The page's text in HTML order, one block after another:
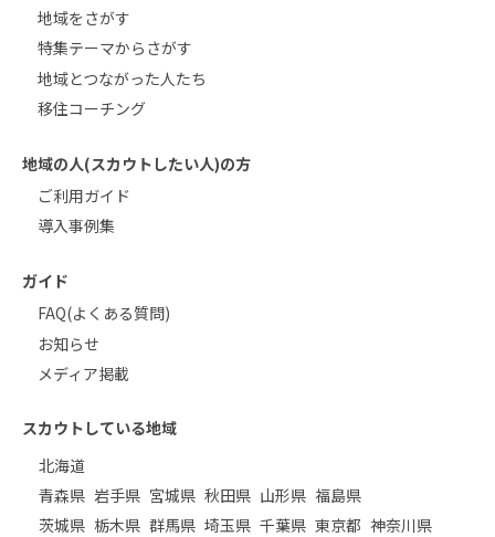
地域をさがす
特集テーマからさがす
地域とつながった人たち
移住コーチング
地域の人(スカウトしたい人)の方
ご利用ガイド
導入事例集
ガイド
FAQ(よくある質問)
お知らせ
メディア掲載
スカウトしている地域
北海道
青森県 岩手県 宮城県 秋田県 山形県 福島県
茨城県 栃木県 群馬県 埼玉県 千葉県 東京都 神奈川県